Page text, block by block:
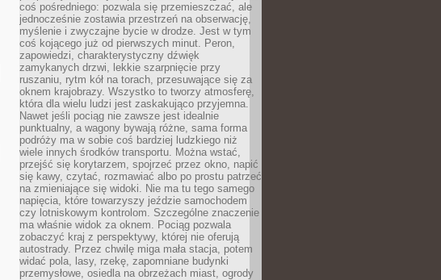
coś pośredniego: pozwala się przemieszczać, ale
jednocześnie zostawia przestrzeń na obserwację,
myślenie i zwyczajne bycie w drodze. Jest w tym
coś kojącego już od pierwszych minut. Peron,
zapowiedzi, charakterystyczny dźwięk
zamykanych drzwi, lekkie szarpnięcie przy
ruszaniu, rytm kół na torach, przesuwające się za
oknem krajobrazy. Wszystko to tworzy atmosferę,
która dla wielu ludzi jest zaskakująco przyjemna.
Nawet jeśli pociąg nie zawsze jest idealnie
punktualny, a wagony bywają różne, sama forma
podróży ma w sobie coś bardziej ludzkiego niż
wiele innych środków transportu. Można wstać,
przejść się korytarzem, spojrzeć przez okno, napić
się kawy, czytać, rozmawiać albo po prostu patrzeć
na zmieniające się widoki. Nie ma tu tego samego
napięcia, które towarzyszy jeździe samochodem
czy lotniskowym kontrolom. Szczególne znaczenie
ma właśnie widok za oknem. Pociąg pozwala
zobaczyć kraj z perspektywy, której nie oferują
autostrady. Przez chwilę miga mała stacja, potem
widać pola, lasy, rzekę, zapomniane budynki
przemysłowe, osiedla na obrzeżach miast, ogrody